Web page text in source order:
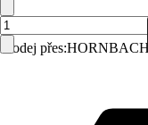
Prodej přes:HORNBACH